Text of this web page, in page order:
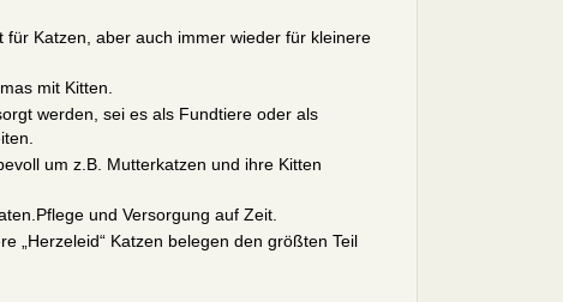
Katzen, aber auch immer wieder für kleinere
mit Kitten.
werden, sei es als Fundtiere oder als
um z.B. Mutterkatzen und ihre Kitten
und Versorgung auf Zeit.
„Herzeleid“ Katzen belegen den größten Teil